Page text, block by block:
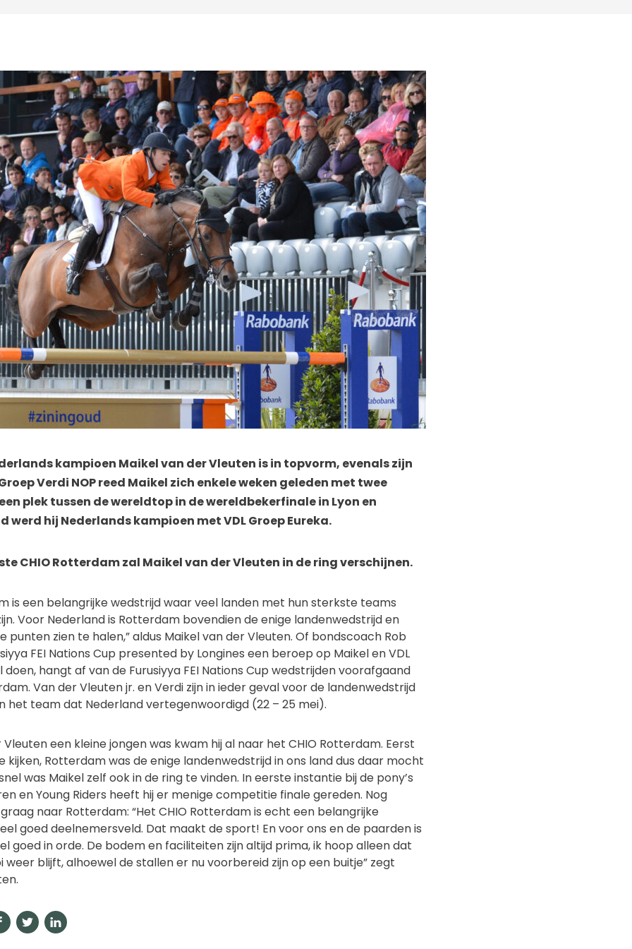
kampioen Maikel van der Vleuten is in topvorm, evenals zijn
Verdi NOP reed Maikel zich enkele weken geleden met twee
plek tussen de wereldtop in de wereldbekerfinale in Lyon en
werd hij Nederlands kampioen met VDL Groep Eureka.
CHIO Rotterdam zal Maikel van der Vleuten in de ring verschijnen.
is een belangrijke wedstrijd waar veel landen met hun sterkste teams
Voor Nederland is Rotterdam bovendien de enige landenwedstrijd en
punten zien te halen,” aldus Maikel van der Vleuten. Of bondscoach Rob
FEI Nations Cup presented by Longines een beroep op Maikel en VDL
doen, hangt af van de Furusiyya FEI Nations Cup wedstrijden voorafgaand
Van der Vleuten jr. en Verdi zijn in ieder geval voor de landenwedstrijd
het team dat Nederland vertegenwoordigd (22 – 25 mei).
een kleine jongen was kwam hij al naar het CHIO Rotterdam. Eerst
kijken, Rotterdam was de enige landenwedstrijd in ons land dus daar mocht
was Maikel zelf ook in de ring te vinden. In eerste instantie bij de pony’s
en Young Riders heeft hij er menige competitie finale gereden. Nog
naar Rotterdam: “Het CHIO Rotterdam is echt een belangrijke
goed deelnemersveld. Dat maakt de sport! En voor ons en de paarden is
goed in orde. De bodem en faciliteiten zijn altijd prima, ik hoop alleen dat
blijft, alhoewel de stallen er nu voorbereid zijn op een buitje” zegt